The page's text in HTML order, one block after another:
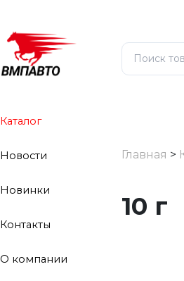
Каталог
Новости
Новинки
Контакты
О компании
Главная >
10 г